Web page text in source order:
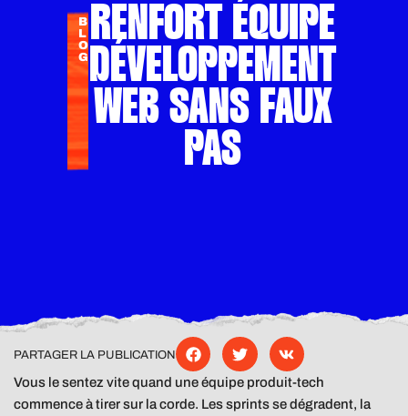
B
L
O
G
RENFORT ÉQUIPE
DÉVELOPPEMENT
WEB SANS FAUX
PAS
PARTAGER LA PUBLICATION
Vous le sentez vite quand une équipe produit-tech
commence à tirer sur la corde. Les sprints se dégradent, la